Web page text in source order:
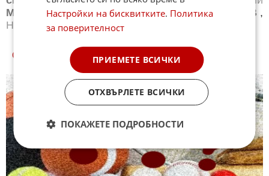
Моторни спортове ,Новини Спортът по ТВ ,
Новини
Зимни спортове
СПОРТ КУИЗОВЕ
Настройки на бисквитките. Политика
за поверителност
ПРИЕМЕТЕ ВСИЧКИ
ОТХВЪРЛЕТЕ ВСИЧКИ
ПОКАЖЕТЕ ПОДРОБНОСТИ